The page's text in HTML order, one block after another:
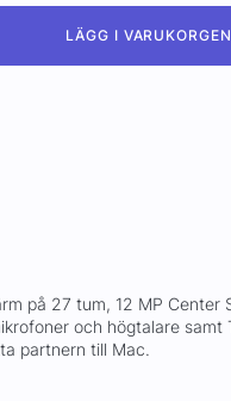
LÄGG I VARUKORGEN
på 27 tum, 12 MP Center
och högtalare samt
partnern till Mac.